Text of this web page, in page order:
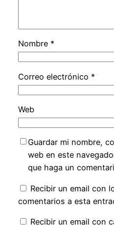
Nombre *
Correo electrónico *
Web
Guardar mi nombre,
web en este
que haga un
Recibir un email con
comentarios a esta
Recibir un email con